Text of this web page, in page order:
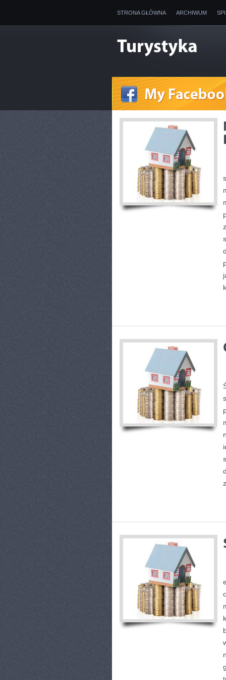
STRONA GŁÓWNA ARCHIWUM